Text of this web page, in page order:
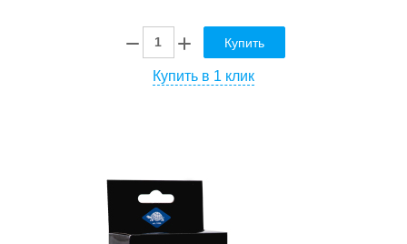
Купить
Купить в 1 клик